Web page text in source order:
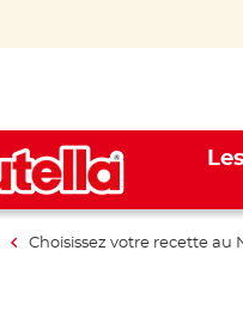
Choisissez votre recette au